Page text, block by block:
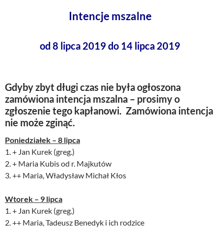
Intencje mszalne
od 8 lipca 2019 do 14 lipca 2019
Gdyby zbyt długi czas nie była ogłoszona
zamówiona intencja mszalna – prosimy o
zgłoszenie tego kapłanowi. Zamówiona intencja
nie może zginąć.
Poniedziałek – 8 lipca
1. + Jan Kurek (greg.)
2. + Maria Kubis od r. Majkutów
3. ++ Maria, Władysław Michał Kłos
Wtorek – 9 lipca
1. + Jan Kurek (greg.)
2. ++ Maria, Tadeusz Benedyk i ich rodzice